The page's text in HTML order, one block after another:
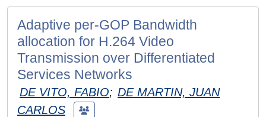
Adaptive per-GOP Bandwidth
allocation for H.264 Video
Transmission over Differentiated
Services Networks
DE VITO, FABIO; DE MARTIN, JUAN
CARLOS